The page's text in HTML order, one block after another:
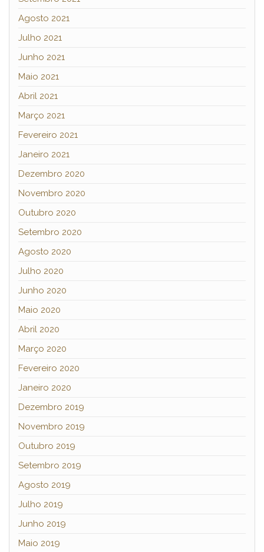
Agosto 2021
Julho 2021
Junho 2021
Maio 2021
Abril 2021
Março 2021
Fevereiro 2021
Janeiro 2021
Dezembro 2020
Novembro 2020
Outubro 2020
Setembro 2020
Agosto 2020
Julho 2020
Junho 2020
Maio 2020
Abril 2020
Março 2020
Fevereiro 2020
Janeiro 2020
Dezembro 2019
Novembro 2019
Outubro 2019
Setembro 2019
Agosto 2019
Julho 2019
Junho 2019
Maio 2019